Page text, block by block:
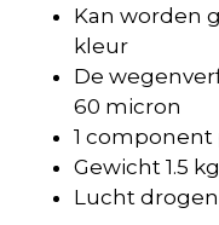
Kan worden
kleur
De
60 micron
1
Gewicht 1.5
Lucht